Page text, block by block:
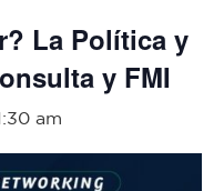
La Política y
y FMI
am